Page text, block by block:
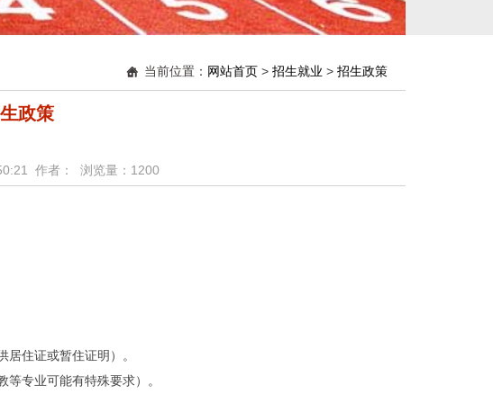
当前位置： 网站首页 > 招生就业 > 招生政策
政策
作者： 浏览量： 1200
居住证或暂住证明）。
等专业可能有特殊要求）。